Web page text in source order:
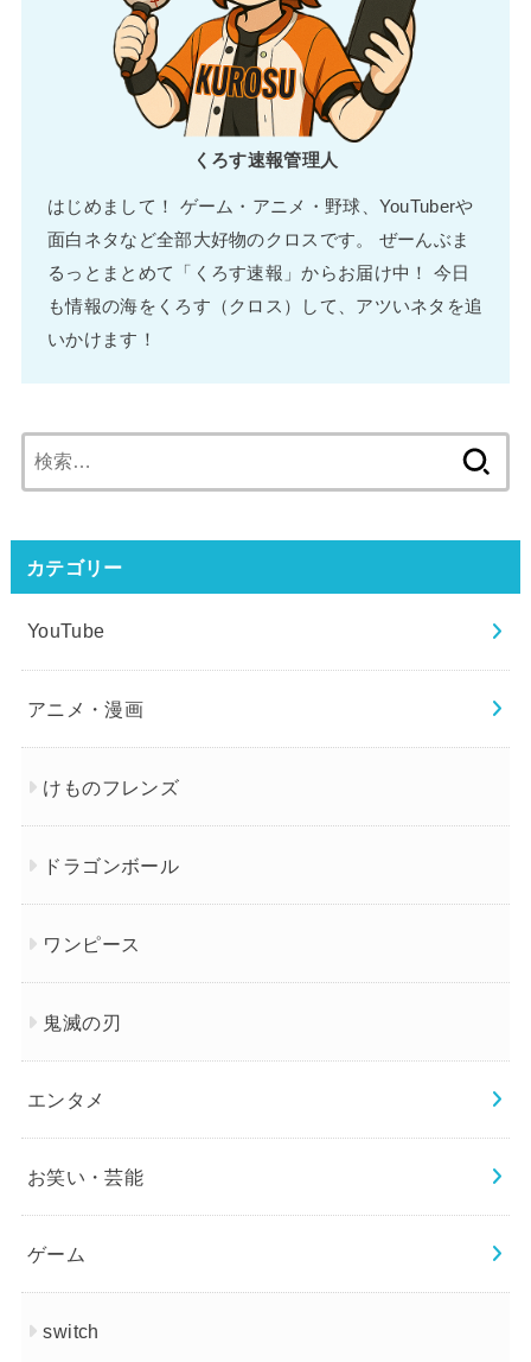
くろす速報管理人
はじめまして！ ゲーム・アニメ・野球、YouTuberや
面白ネタなど全部大好物のクロスです。 ぜーんぶま
るっとまとめて「くろす速報」からお届け中！ 今日
も情報の海をくろす（クロス）して、アツいネタを追
いかけます！
索:
カテゴリー
YouTube
アニメ・漫画
けものフレンズ
ドラゴンボール
ワンピース
鬼滅の刃
エンタメ
お笑い・芸能
ゲーム
switch